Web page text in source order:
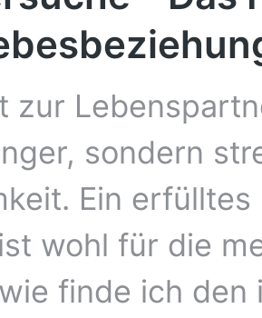
zur
sondern
Ein
wohl für die
finde ich